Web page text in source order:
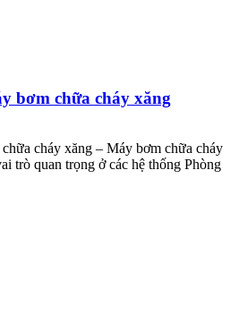
bơm chữa cháy xăng
cháy xăng – Máy bơm chữa cháy
trò quan trọng ở các hệ thống Phòng